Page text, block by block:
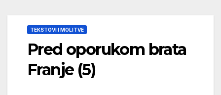
TEKSTOVI I MOLITVE
Pred oporukom brata
Franje (5)